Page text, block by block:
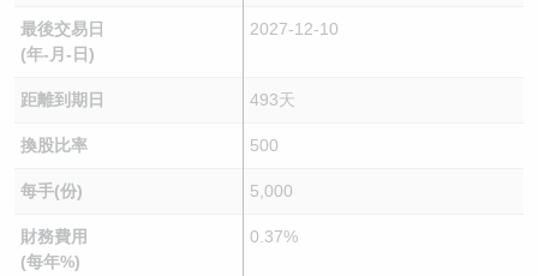
最後交易日
(年-月-日)
2027-12-10
距離到期日 493天
換股比率 500
每手(份) 5,000
財務費用
(每年%)
0.37%